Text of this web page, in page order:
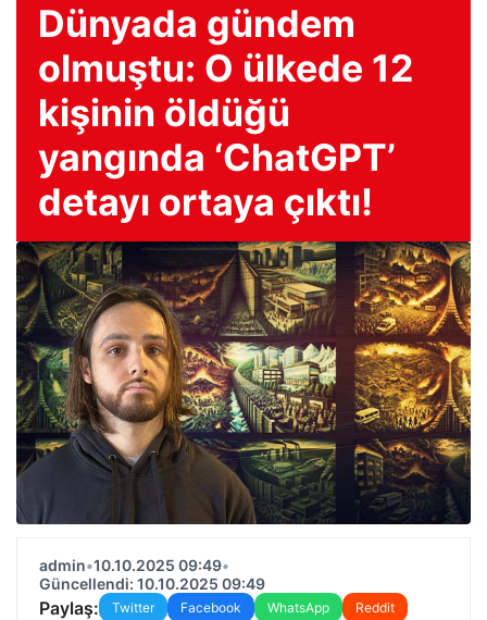
Dünyada gündem
olmuştu: O ülkede 12
kişinin öldüğü
yangında ‘ChatGPT’
detayı ortaya çıktı!
admin•10.10.2025 09:49•
Güncellendi: 10.10.2025 09:49
Paylaş: Twitter Facebook WhatsApp
Reddit